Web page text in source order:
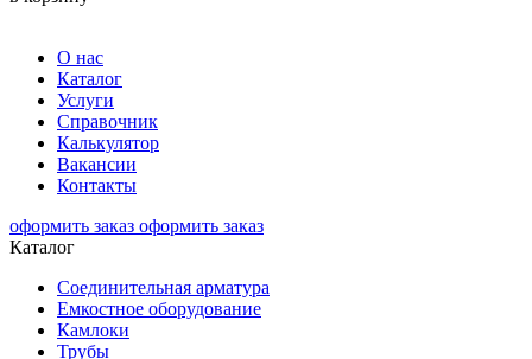
О нас
Каталог
Услуги
Справочник
Калькулятор
Вакансии
Контакты
оформить заказ оформить заказ
Каталог
Соединительная арматура
Емкостное оборудование
Камлоки
Трубы